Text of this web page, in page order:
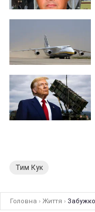
Тим Кук
Головна › Життя ›